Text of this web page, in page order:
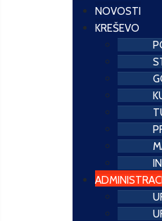
NOVOSTI
KREŠEVO